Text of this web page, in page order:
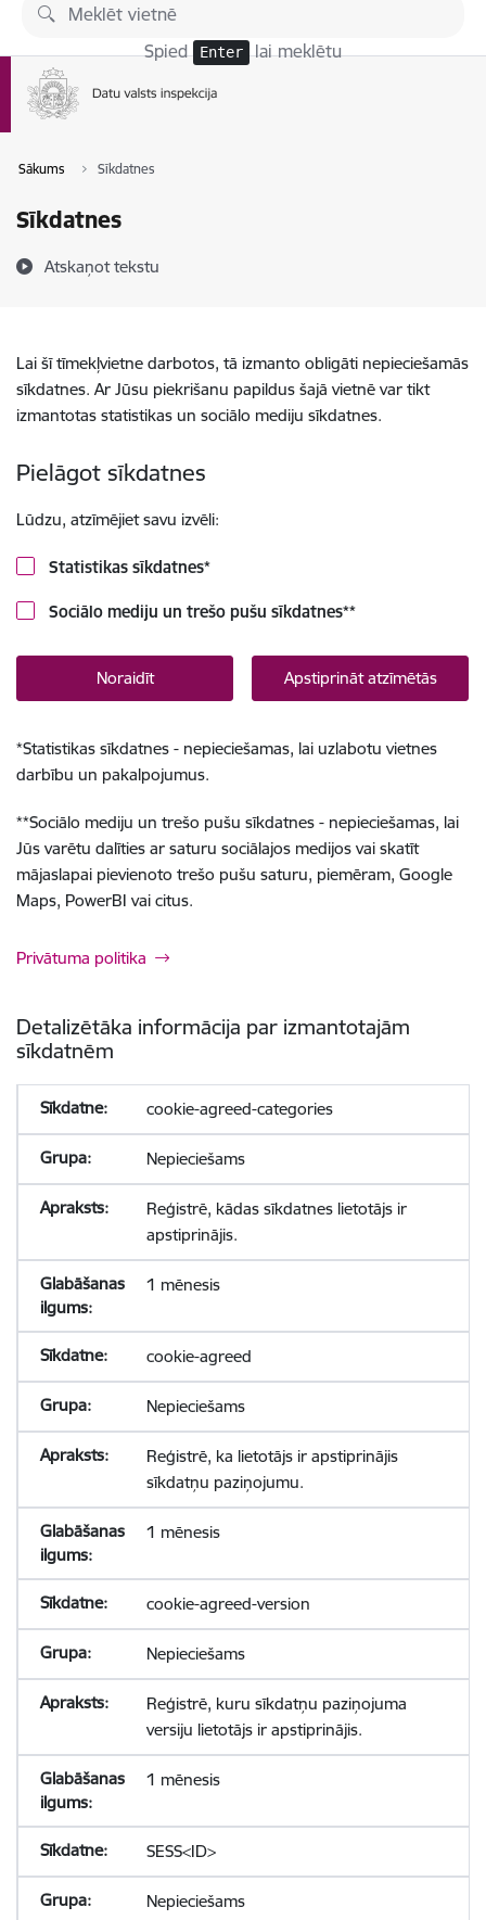
Pāriet uz lapas saturu
Spied Enter lai meklētu
Sākums Sīkdatnes
Sīkdatnes
Atskaņot tekstu
Lai šī tīmekļvietne darbotos, tā izmanto obligāti nepieciešamās
sīkdatnes. Ar Jūsu piekrišanu papildus šajā vietnē var tikt
izmantotas statistikas un sociālo mediju sīkdatnes.
Pielāgot sīkdatnes
Lūdzu, atzīmējiet savu izvēli:
Statistikas sīkdatnes*
Sociālo mediju un trešo pušu sīkdatnes**
Noraidīt Apstiprināt atzīmētās
*Statistikas sīkdatnes - nepieciešamas, lai uzlabotu vietnes
darbību un pakalpojumus.
**Sociālo mediju un trešo pušu sīkdatnes - nepieciešamas, lai
Jūs varētu dalīties ar saturu sociālajos medijos vai skatīt
mājaslapai pievienoto trešo pušu saturu, piemēram, Google
Maps, PowerBI vai citus.
Privātuma politika
Detalizētāka informācija par izmantotajām
sīkdatnēm
cookie-agreed-categories
Nepieciešams
Reģistrē, kādas sīkdatnes lietotājs ir
apstiprinājis.
1 mēnesis
cookie-agreed
Nepieciešams
Reģistrē, ka lietotājs ir apstiprinājis
sīkdatņu paziņojumu.
1 mēnesis
cookie-agreed-version
Nepieciešams
Reģistrē, kuru sīkdatņu paziņojuma
versiju lietotājs ir apstiprinājis.
1 mēnesis
SESS<ID>
Nepieciešams